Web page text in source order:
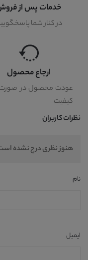
خدمات پس از
در کنار شما
ارجاع محصول
عودت محصول در
کیفیت
نظرات کاربران
هنوز نظری درج نشده
نام
ایمیل